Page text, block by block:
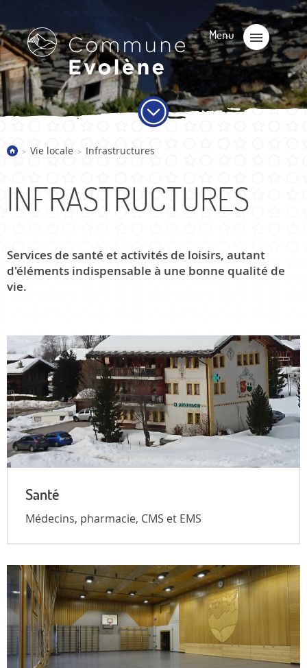
> Vie locale > Infrastructures
INFRASTRUCTURES
Services de santé et activités de loisirs, autant
d'éléments indispensable à une bonne qualité de
vie.
Santé
Médecins, pharmacie, CMS et EMS